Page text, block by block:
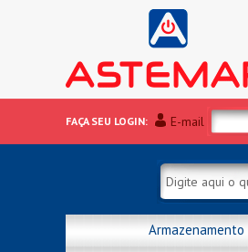
FAÇA SEU LOGIN: E-mail
Armazenamento